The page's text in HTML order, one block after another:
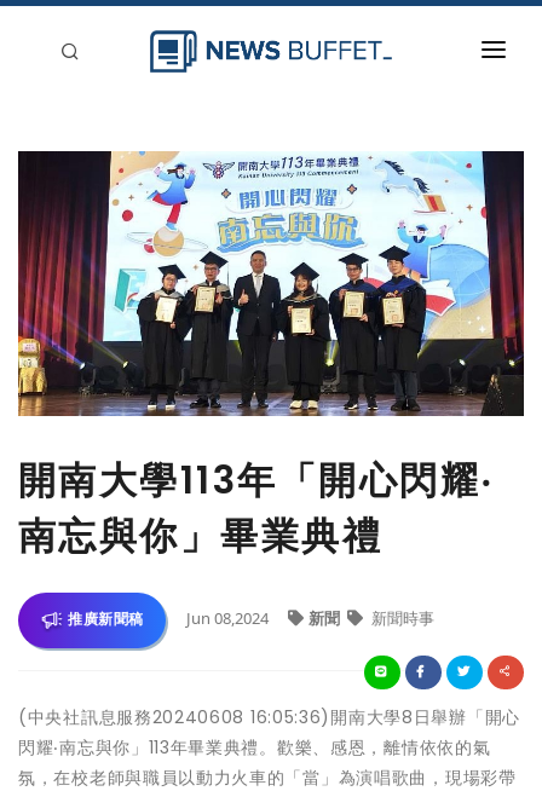
新聞稿分類
刊登
開南大學113年「開心閃耀‧
南忘與你」畢業典禮
推廣新聞稿 Jun 08,2024 新聞 新聞時事
(中央社訊息服務20240608 16:05:36)開南大學8日舉辦「開心
閃耀‧南忘與你」113年畢業典禮。歡樂、感恩，離情依依的氣
氛，在校老師與職員以動力火車的「當」為演唱歌曲，現場彩帶